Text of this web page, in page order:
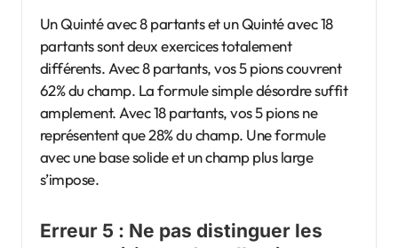
Un Quinté avec 8 partants et un Quinté avec 18
partants sont deux exercices totalement
différents. Avec 8 partants, vos 5 pions couvrent
62% du champ. La formule simple désordre suffit
amplement. Avec 18 partants, vos 5 pions ne
représentent que 28% du champ. Une formule
avec une base solide et un champ plus large
s’impose.
Erreur 5 : Ne pas distinguer les